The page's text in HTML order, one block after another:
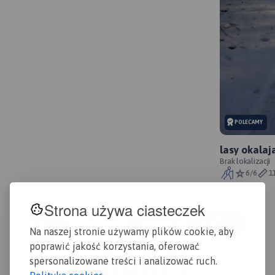
Strona używa ciasteczek
Na naszej stronie używamy plików cookie, aby
poprawić jakość korzystania, oferować
spersonalizowane treści i analizować ruch.
POLECAMY
lasy
Brak lokalizacji
6/6